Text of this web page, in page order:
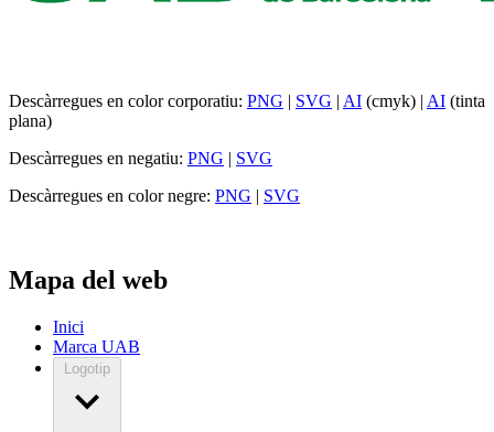
Descàrregues en color corporatiu: PNG | SVG | AI (cmyk) | AI (tinta
plana)
Descàrregues en negatiu: PNG | SVG
Descàrregues en color negre: PNG | SVG
Mapa del web
Inici
Marca UAB
Logotip